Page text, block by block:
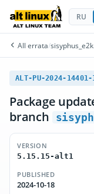
RU
All errata/sisyphus_e2k
ALT-PU-2024-14401-
Package
branch
VERSION
5.15.15-alt1
PUBLISHED
2024-10-18